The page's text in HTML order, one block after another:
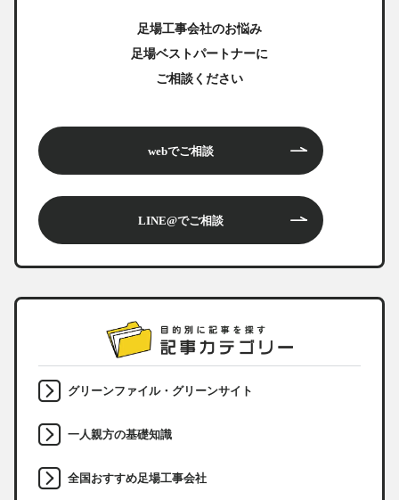
足場工事会社のお悩み
足場ベストパートナーに
ご相談ください
webでご相談
LINE@でご相談
グリーンファイル・グリーンサイト
一人親方の基礎知識
全国おすすめ足場工事会社